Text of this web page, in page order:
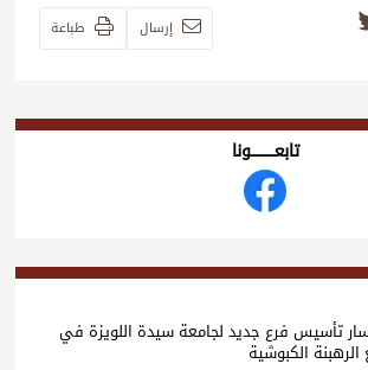
إرسال طباعة
تابعــــــــــونا
تأسيس فرع جديد لجامعة سيدة اللويزة في
الرهبنة الكبوشية